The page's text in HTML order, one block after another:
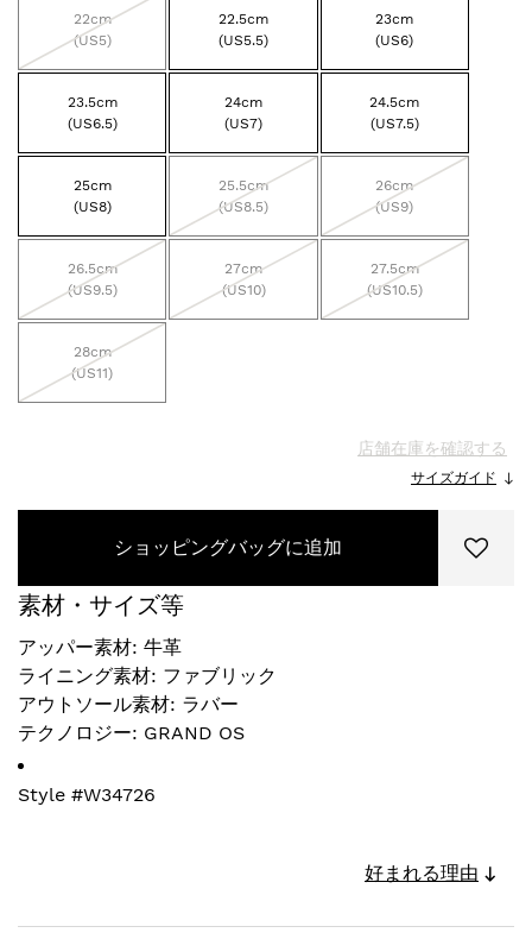
22cm
(US5)
22.5cm
(US5.5)
23cm
(US6)
23.5cm
(US6.5)
24cm
(US7)
24.5cm
(US7.5)
25cm
(US8)
25.5cm
(US8.5)
26cm
(US9)
26.5cm
(US9.5)
27cm
(US10)
27.5cm
(US10.5)
28cm
(US11)
店舗在庫を確認する
サイズガイド
ショッピングバッグに追加
素材・サイズ等
アッパー素材: 牛革
ライニング素材: ファブリック
アウトソール素材: ラバー
テクノロジー: GRAND OS
Style #W34726
好まれる理由